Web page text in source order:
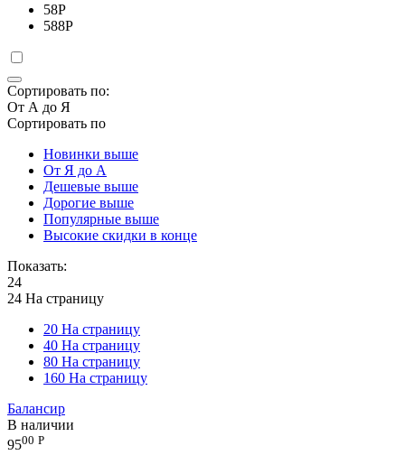
58Р
588Р
Сортировать по:
От А до Я
Сортировать по
Новинки выше
От Я до А
Дешевые выше
Дорогие выше
Популярные выше
Высокие скидки в конце
Показать:
24
24 На страницу
20 На страницу
40 На страницу
80 На страницу
160 На страницу
Балансир
В наличии
9500 Р